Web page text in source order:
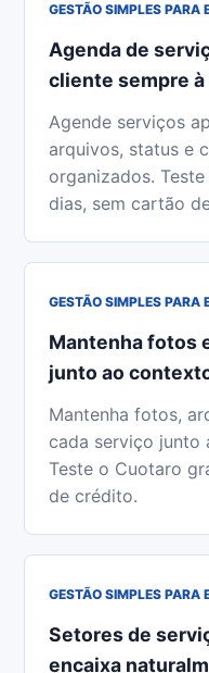
GESTÃO SIMPLES PARA
Agenda de
cliente sempre à
Agende serviços
arquivos, status e
organizados.
dias, sem cartão
GESTÃO SIMPLES PARA
Mantenha fotos
junto ao
Mantenha fotos,
cada serviço junto
Teste o Cuotaro
de crédito.
GESTÃO SIMPLES PARA
Setores de
encaixa